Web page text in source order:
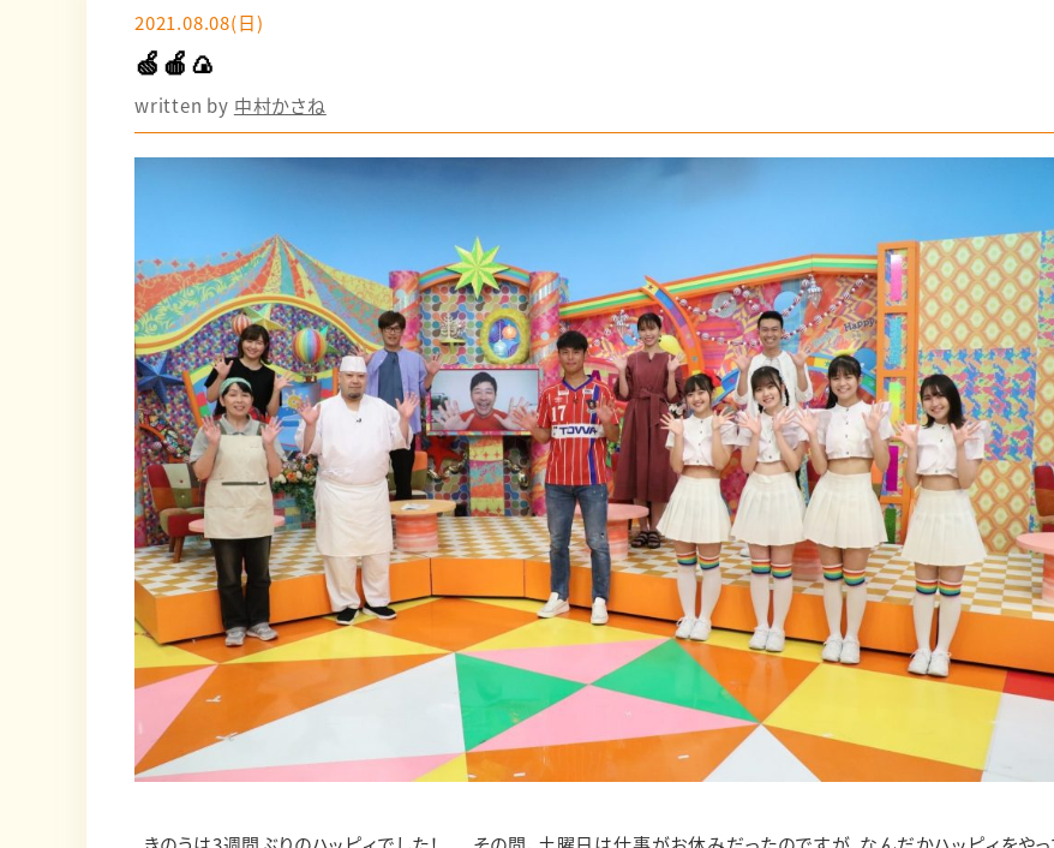
は、これから缶ビールの製造にも力を入れていくそうです！ 新作商品の「がへある」も今のトレンド！ トロピカルな
ハッピィでは、ABA30周年プロジェクト 第2弾を放送！ 第2弾は、「！NEW！なラーメンを作ろう」！ ラーメンといえ
ば、しあわせの拉麺のコーナーでもおなじみ、ラーメン研究家・石山勇人さん♪ 今までに見たことのない、素敵な
ラーメンを作って頂きました！ それが！ 「しあわせの拉麺！NEW！」 県産トマトが主役の冷たい坦々麺です♪ トマ
トのペーストと胡麻の風味、石山さん自家製ラー油が香るつけ麺スタイル。 具材は、“ぷにゅぷにゅ”というトマトと
モッツアレラチーズ、バジルが乗った、カプレーゼ風🍅 トマトと麺で紅白になっていて、石山さんからのお祝いの気持
のお店「八甲田麺業R」で食べることができるます！ 9月いっぱいまでの、期間限定販売です！！ ぜひ、ご賞味ください
ませ⭐️ ✩‧₊˚おまけ✩‧₊˚ 30周年を記念した、新しいノベルティグッズも完成し、一足先にゲットしました♪ 光の
加減で色合いが変わるのもすごくいい！ロゴもかわいい💕 これから取材などでお世話になった方などにもお配り
する予定です！ それに、このほかにもノベルティグッズを作成中ですので、楽しみにしていただけたら嬉しいです☺️✨
中村かさね
2021.08.08(日)
🍏🍎🍙
written by 中村かさね